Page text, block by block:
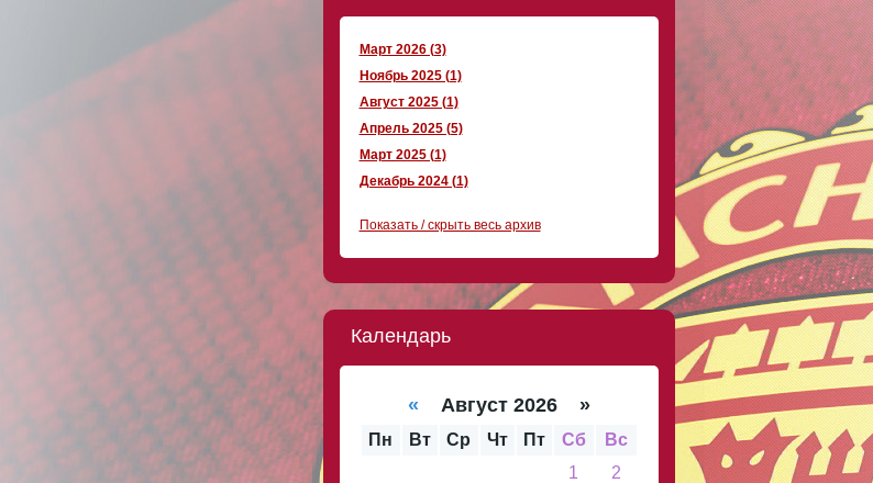
Март 2026 (3)
Ноябрь 2025 (1)
Август 2025 (1)
Апрель 2025 (5)
Март 2025 (1)
Декабрь 2024 (1)
Показать / скрыть весь архив
Календарь
« Август 2026 »
Пн Вт Ср Чт Пт Сб
Вс
1
2